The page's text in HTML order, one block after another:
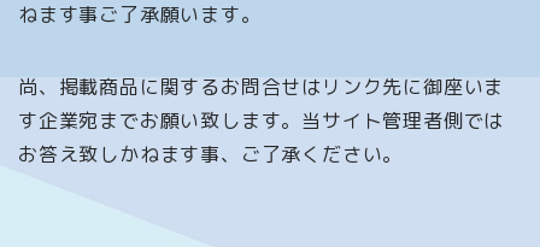
ねます事ご了承願います。
尚、掲載商品に関するお問合せはリンク先に御座いま
す企業宛までお願い致します。当サイト管理者側では
お答え致しかねます事、ご了承ください。